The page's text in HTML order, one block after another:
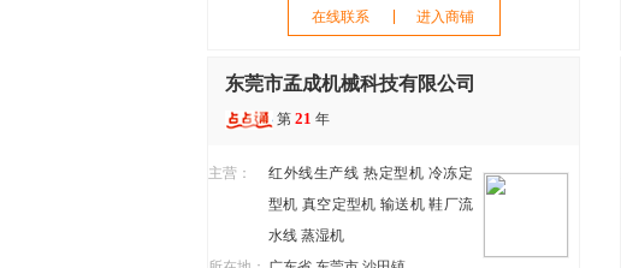
在线联系 进入商铺
东莞市孟成机械科技有限公司
第 21 年
主营： 红外线生产线 热定型机 冷冻定
型机 真空定型机 输送机 鞋厂流
水线 蒸湿机